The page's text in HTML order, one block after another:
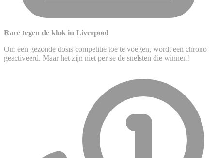
Race tegen de klok in Liverpool
Om een gezonde dosis competitie toe te voegen, wordt een chrono
geactiveerd. Maar het zijn niet per se de snelsten die winnen!